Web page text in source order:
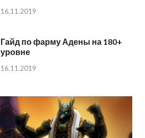
16.11.2019
Гайд по фарму Адены на 180+
уровне
16.11.2019